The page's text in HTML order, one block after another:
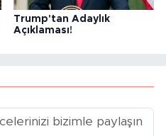
Trump'tan Adaylık
Açıklaması!